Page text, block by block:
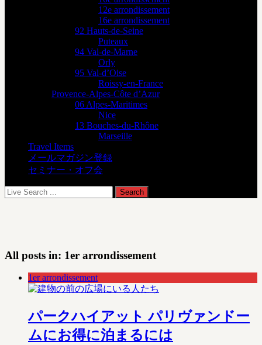
12e arrondissement
16e arrondissement
92 Hauts-de-Seine
Puteaux
94 Val-de-Marne
Orly
95 Val-d’Oise
Roissy-en-France
Provence-Alpes-Côte d’Azur
06 Alpes-Maritimes
Nice
13 Bouches-du-Rhône
Marseille
Travel Items
メールマガジン登録
セミナー・オフ会
All posts in: 1er arrondissement
1er arrondissement
パークハイアット パリヴァンドー
ムにお得に泊まるには